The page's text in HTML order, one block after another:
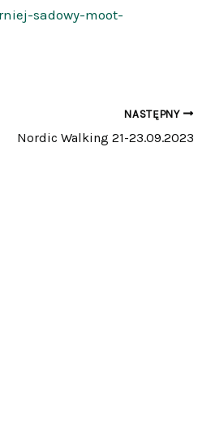
sadowy-moot-
NASTĘPNY
Nordic Walking 21-23.09.2023